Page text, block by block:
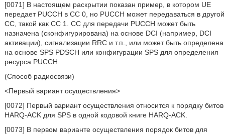
[0071] В настоящем раскрытии показан пример, в котором UE
передает PUCCH в СС 0, но PUCCH может передаваться в другой
СС, такой как СС 1. СС для передачи PUCCH может быть
назначена (сконфигурирована) на основе DCI (например, DCI
активации), сигнализации RRC и т.п., или может быть определена
на основе SPS PDSCH или конфигурации SPS для определения
ресурса PUCCH.
(Способ радиосвязи)
<Первый вариант осуществления>
[0072] Первый вариант осуществления относится к порядку битов
HARQ-ACK для SPS в одной кодовой книге HARQ-ACK.
[0073] В первом варианте осуществления порядок битов для